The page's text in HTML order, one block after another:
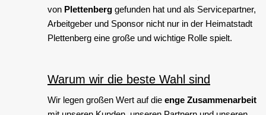
von Plettenberg gefunden hat und als Servicepartner,
Arbeitgeber und Sponsor nicht nur in der Heimatstadt
Plettenberg eine große und wichtige Rolle spielt.
Warum wir die beste Wahl sind
Wir legen großen Wert auf die enge Zusammenarbeit